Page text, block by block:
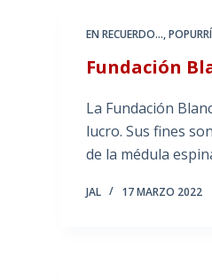
EN RECUERDO...,POPURRÍ
Fundación
La Fundación
lucro. Sus fines
de la médula
JAL 17 MARZO 2022